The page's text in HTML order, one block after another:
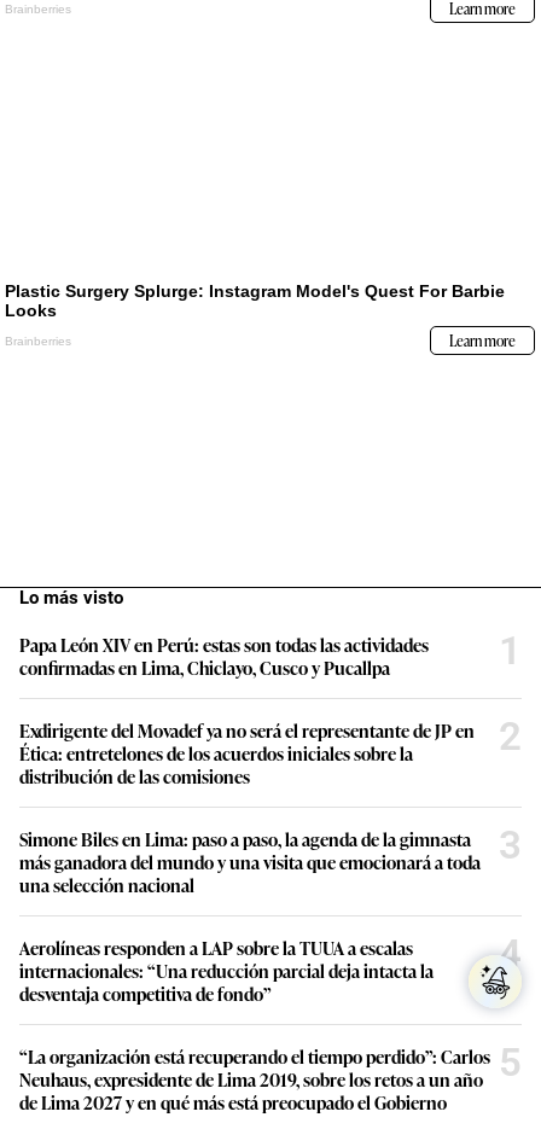
Lo más visto
Papa León XIV en Perú: estas son todas las actividades
confirmadas en Lima, Chiclayo, Cusco y Pucallpa
1
Exdirigente del Movadef ya no será el representante de JP en
Ética: entretelones de los acuerdos iniciales sobre la
distribución de las comisiones
2
Simone Biles en Lima: paso a paso, la agenda de la gimnasta
más ganadora del mundo y una visita que emocionará a toda
una selección nacional
3
Aerolíneas responden a LAP sobre la TUUA a escalas
internacionales: “Una reducción parcial deja intacta la
desventaja competitiva de fondo”
4
“La organización está recuperando el tiempo perdido”: Carlos
Neuhaus, expresidente de Lima 2019, sobre los retos a un año
de Lima 2027 y en qué más está preocupado el Gobierno
5